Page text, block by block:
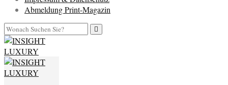
Abmeldung Print-Magazin